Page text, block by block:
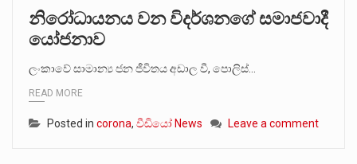
නිරෝධායනය වන විදර්ශනගේ සමාජවාදී
යෝජනාව
ලංකාවේ සාමාන්‍ය ජන ජීවිතය අඩාල වී, පොලිස්…
READ MORE
Posted in corona, වීඩියෝ News Leave a comment